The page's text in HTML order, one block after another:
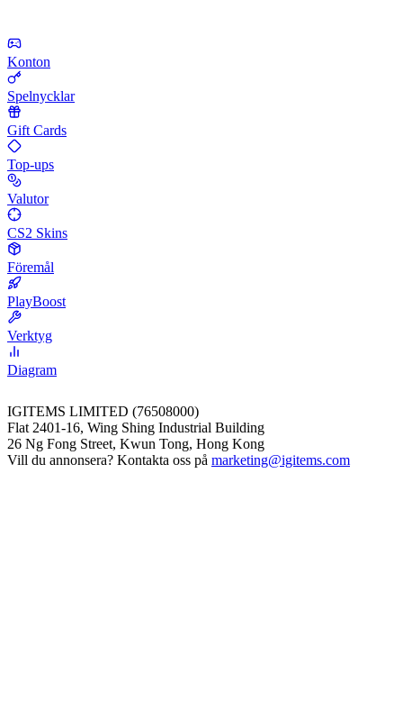
Konton
Spelnycklar
Gift Cards
Top-ups
Valutor
CS2 Skins
Föremål
PlayBoost
Verktyg
Diagram
IGITEMS LIMITED (76508000)
Flat 2401-16, Wing Shing Industrial Building
26 Ng Fong Street, Kwun Tong, Hong Kong
Vill du annonsera? Kontakta oss på marketing@igitems.com